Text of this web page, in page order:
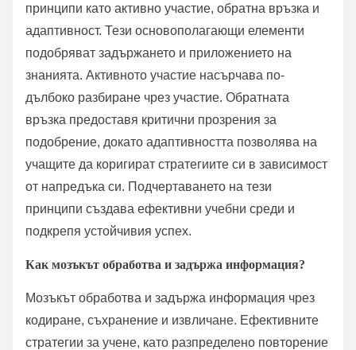
принципи като активно участие, обратна връзка и
адаптивност. Тези основополагающи елементи
подобряват задържането и приложението на
знанията. Активното участие насърчава по-
дълбоко разбиране чрез участие. Обратната
връзка предоставя критични прозрения за
подобрение, докато адаптивността позволява на
учащите да коригират стратегиите си в зависимост
от напредъка си. Подчертаването на тези
принципи създава ефективни учебни среди и
подкрепя устойчивия успех.
Как мозъкът обработва и задържа информация?
Мозъкът обработва и задържа информация чрез
кодиране, съхранение и извличане. Ефективните
стратегии за учене, като разпределено повторение